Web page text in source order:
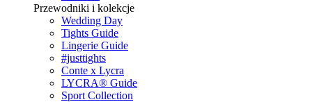
Przewodniki i kolekcje
Wedding Day
Tights Guide
Lingerie Guide
#justtights
Conte x Lycra
LYCRA® Guide
Sport Сollection